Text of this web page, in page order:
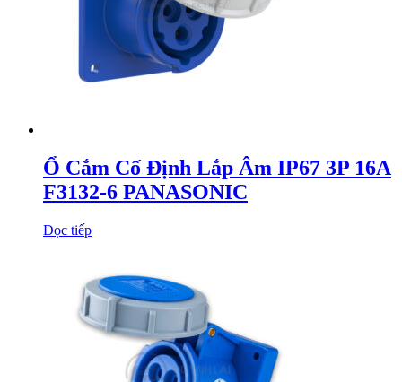
Ổ Cắm Cố Định Lắp Âm IP67 3P 16A
F3132-6 PANASONIC
Đọc tiếp